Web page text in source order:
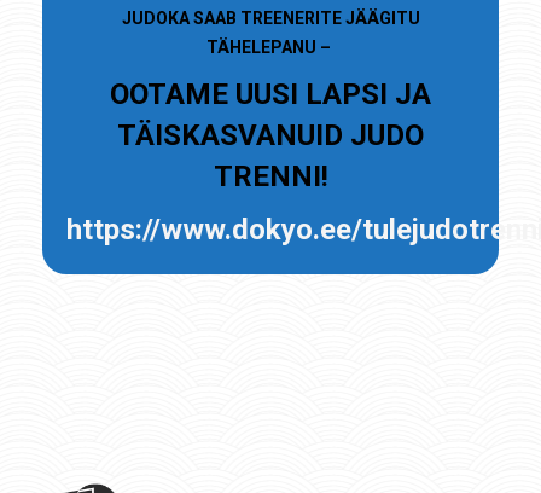
JUDOKA SAAB TREENERITE JÄÄGITU
TÄHELEPANU –
OOTAME UUSI LAPSI JA
TÄISKASVANUID JUDO
TRENNI!
https://www.dokyo.ee/